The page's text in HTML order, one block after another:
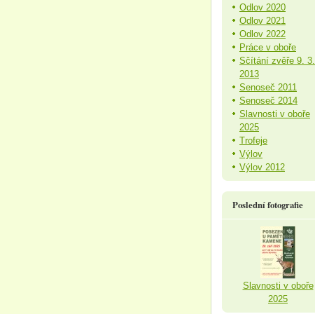
Odlov 2020
Odlov 2021
Odlov 2022
Práce v oboře
Sčítání zvěře 9. 3.
2013
Senoseč 2011
Senoseč 2014
Slavnosti v oboře
2025
Trofeje
Výlov
Výlov 2012
Poslední fotografie
Slavnosti v oboře
2025